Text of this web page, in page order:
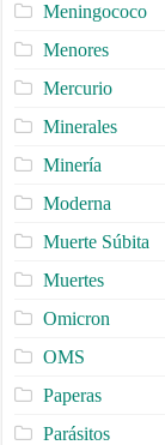
Meningococo
Menores
Mercurio
Minerales
Minería
Moderna
Muerte Súbita
Muertes
Omicron
OMS
Paperas
Parásitos